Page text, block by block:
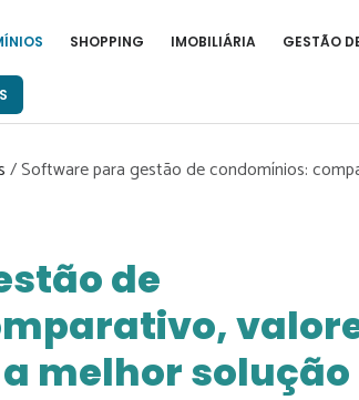
SHOPPING IMOBILIÁRIA GESTÃO
/Software para gestão de condomínios:
de
melhor solução